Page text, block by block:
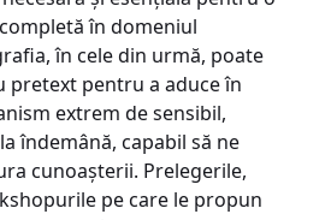
în domeniul
în cele din urmă, poate
pretext pentru a aduce în
extrem de sensibil,
îndemână, capabil să ne
cunoaşterii. Prelegerile,
pe care le propun